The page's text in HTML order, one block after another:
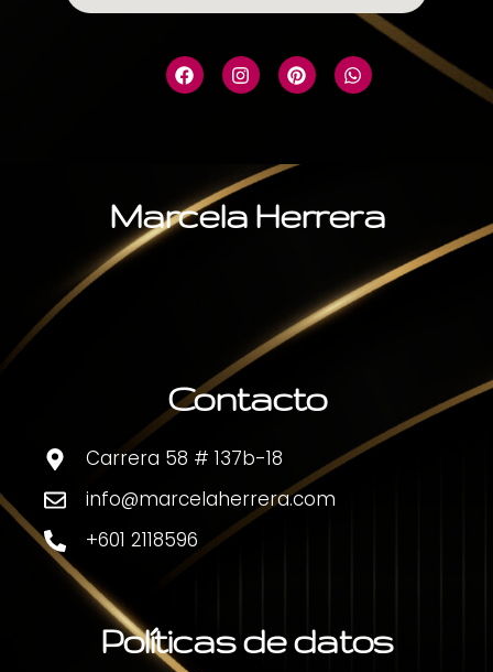
Marcela Herrera
Contacto
Carrera 58 # 137b-18
info@marcelaherrera.com
+601 2118596
Políticas de datos